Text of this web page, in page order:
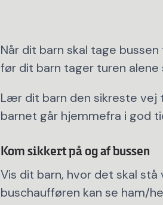
Når dit barn skal tage
før dit barn tager turen alene
Lær dit barn den sikreste vej
barnet går hjemmefra i god
Kom sikkert på og af bussen
Vis dit barn, hvor det skal
buschaufføren kan se ham/